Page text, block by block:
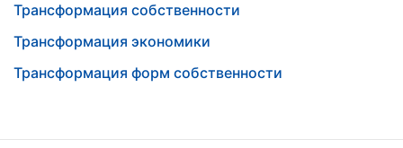
Трансформация собственности
Трансформация экономики
Трансформация форм собственности